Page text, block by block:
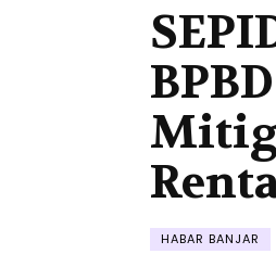
HABAR BANJAR